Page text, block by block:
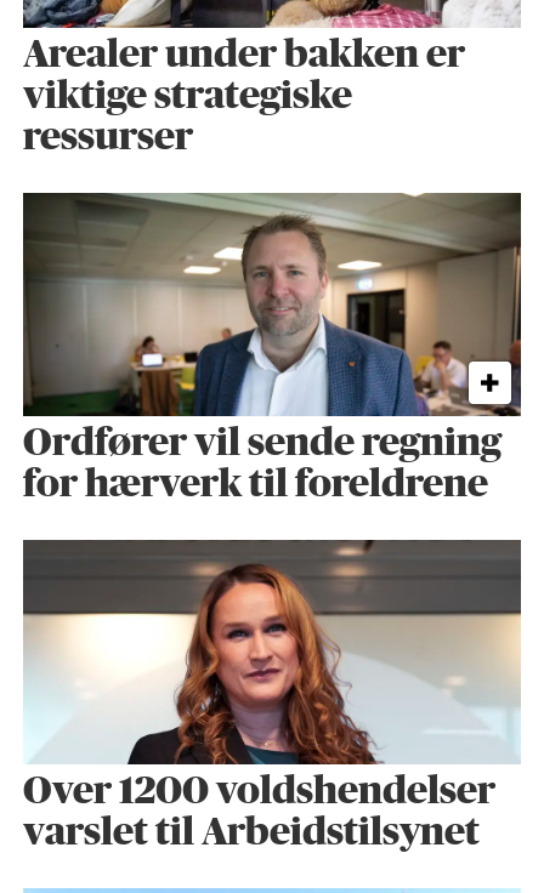
Arealer under bakken er
viktige strategiske
ressurser
Ordfører vil sende regning
for hærverk til foreldrene
Over 1200 voldshendelser
varslet til Arbeidstilsynet